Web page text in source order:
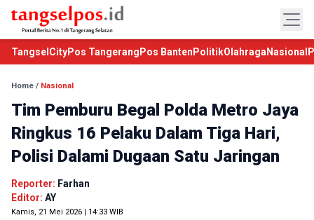
TangselCityPos Tangerang Pos Banten PolitikOlahraga Nasional
Home / Nasional
Tim Pemburu Begal Polda Metro Jaya
Ringkus 16 Pelaku Dalam Tiga Hari,
Polisi Dalami Dugaan Satu Jaringan
Reporter: Farhan
Editor: AY
Kamis, 21 Mei 2026 | 14:33 WIB